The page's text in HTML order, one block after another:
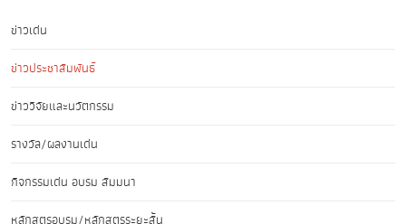
ข่าวเด่น
ข่าวประชาสัมพันธ์
ข่าววิจัยและนวัตกรรม
รางวัล/ผลงานเด่น
กิจกรรมเด่น อบรม สัมมนา
หลักสูตรอบรม/หลักสูตรระยะสั้น